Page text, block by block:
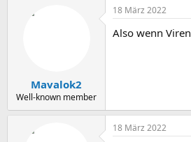
Mavalok2
Well-known member
18 März 2022
Also wenn
18 März 2022